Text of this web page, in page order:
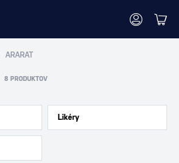
ARARAT
8 PRODUKTOV
Likéry